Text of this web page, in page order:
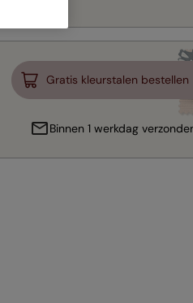
Gratis kleurstalen bestellen
Binnen 1 werkdag